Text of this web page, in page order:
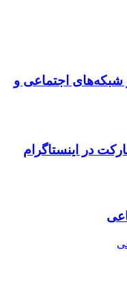
شبکه‌های اجتماعی و